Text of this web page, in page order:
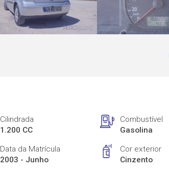
Cilindrada
1.200 CC
Combustível
Gasolina
Data da Matrícula
2003 - Junho
Cor exterior
Cinzento